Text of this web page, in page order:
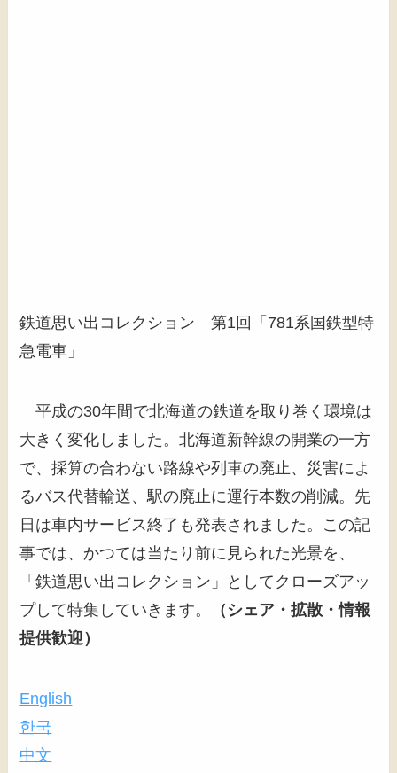
鉄道思い出コレクション 第1回「781系国鉄型特
急電車」
平成の30年間で北海道の鉄道を取り巻く環境は
大きく変化しました。北海道新幹線の開業の一方
で、採算の合わない路線や列車の廃止、災害によ
るバス代替輸送、駅の廃止に運行本数の削減。先
日は車内サービス終了も発表されました。この記
事では、かつては当たり前に見られた光景を、
「鉄道思い出コレクション」としてクローズアッ
プして特集していきます。
（シェア・拡散・情報
提供歓迎）
English
한국
中文